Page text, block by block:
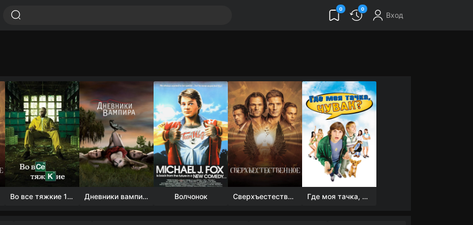
0 0
Вход
Во все тяжкие 1-5 сезон Дневники вампира (4 сезон) Волчонок Сверхъестественное Где моя тачка, чувак?